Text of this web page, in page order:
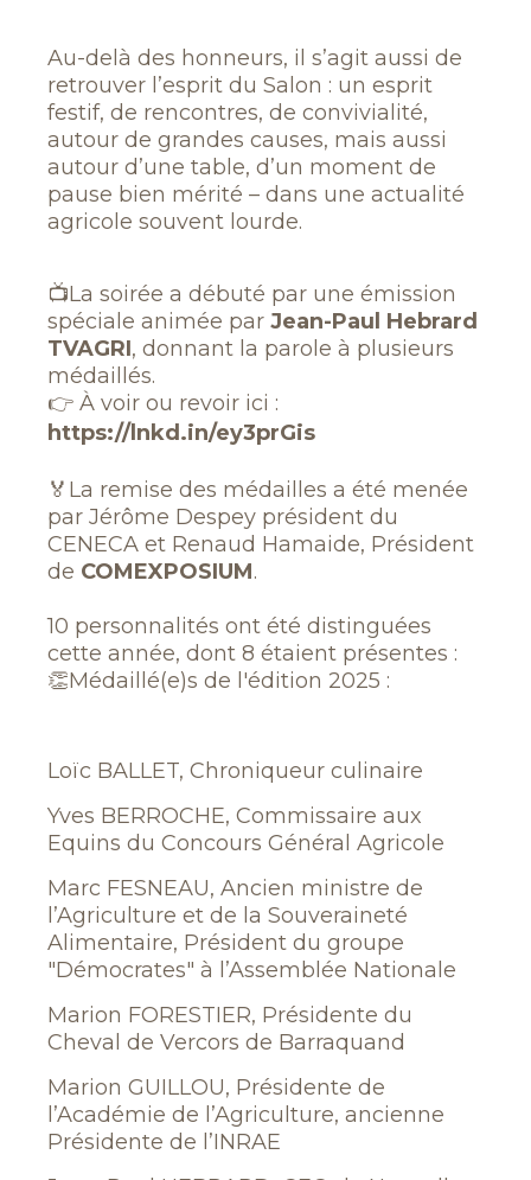
Au-delà des honneurs, il s’agit aussi de
retrouver l’esprit du Salon : un esprit
festif, de rencontres, de convivialité,
autour de grandes causes, mais aussi
autour d’une table, d’un moment de
pause bien mérité – dans une actualité
agricole souvent lourde.
📺La soirée a débuté par une émission
spéciale animée par Jean-Paul Hebrard
TVAGRI, donnant la parole à plusieurs
médaillés.
👉 À voir ou revoir ici :
https://lnkd.in/ey3prGis
🏅La remise des médailles a été menée
par Jérôme Despey président du
CENECA et Renaud Hamaide, Président
de COMEXPOSIUM.
10 personnalités ont été distinguées
cette année, dont 8 étaient présentes :
👏Médaillé(e)s de l'édition 2025 :
Loïc BALLET, Chroniqueur culinaire
Yves BERROCHE, Commissaire aux
Equins du Concours Général Agricole
Marc FESNEAU, Ancien ministre de
l’Agriculture et de la Souveraineté
Alimentaire, Président du groupe
"Démocrates" à l’Assemblée Nationale
Marion FORESTIER, Présidente du
Cheval de Vercors de Barraquand
Marion GUILLOU, Présidente de
l’Académie de l’Agriculture, ancienne
Présidente de l’INRAE